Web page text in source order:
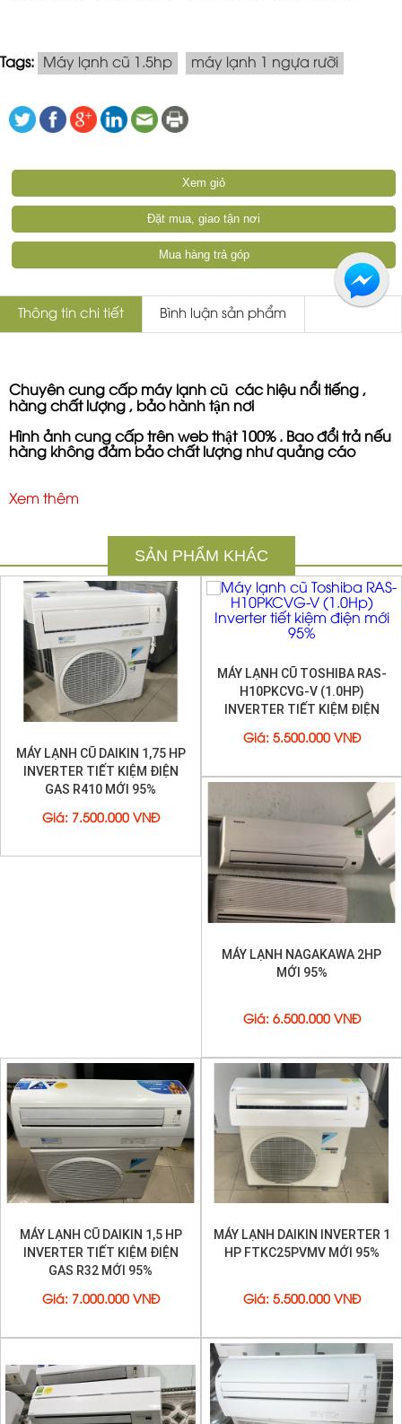
Tags: Máy lạnh cũ 1.5hp máy lạnh 1 ngựa rưỡi
Xem giỏ
Đặt mua, giao tận nơi
Mua hàng trả góp
Thông tin chi tiết Bình luận sản phẩm
Chuyên cung cấp máy lạnh cũ các hiệu nổi tiếng ,
hàng chất lượng , bảo hành tận nơi
Hình ảnh cung cấp trên web thật 100% . Bao đổi trả nếu
hàng không đảm bảo chất lượng như quảng cáo
sản phẩm
Xem thêm
SẢN PHẨM KHÁC
MÁY LẠNH CŨ DAIKIN 1,75 HP
INVERTER TIẾT KIỆM ĐIỆN
GAS R410 MỚI 95%
Giá: 7.500.000 VNĐ
MÁY LẠNH CŨ TOSHIBA RAS-
H10PKCVG-V (1.0HP)
INVERTER TIẾT KIỆM ĐIỆN
Giá: 5.500.000 VNĐ
MÁY LẠNH NAGAKAWA 2HP
MỚI 95%
Giá: 6.500.000 VNĐ
MÁY LẠNH CŨ DAIKIN 1,5 HP
INVERTER TIẾT KIỆM ĐIỆN
GAS R32 MỚI 95%
Giá : 7.000.000 VNĐ
MÁY LẠNH DAIKIN INVERTER 1
HP FTKC25PVMV MỚI 95%
Giá : 5.500.000 VNĐ